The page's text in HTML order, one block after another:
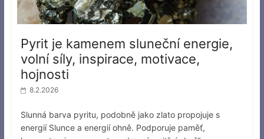
Pyrit je kamenem sluneční energie,
volní síly, inspirace, motivace,
hojnosti
8.2.2026
Slunná barva pyritu, podobně jako zlato propojuje s
energií Slunce a energií ohně. Podporuje paměť,